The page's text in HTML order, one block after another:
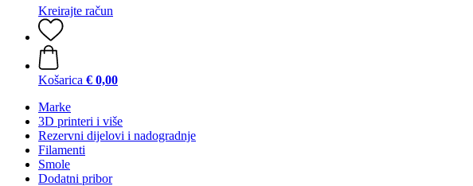
Kreirajte račun
Košarica € 0,00
Marke
3D printeri i više
Rezervni dijelovi i nadogradnje
Filamenti
Smole
Dodatni pribor